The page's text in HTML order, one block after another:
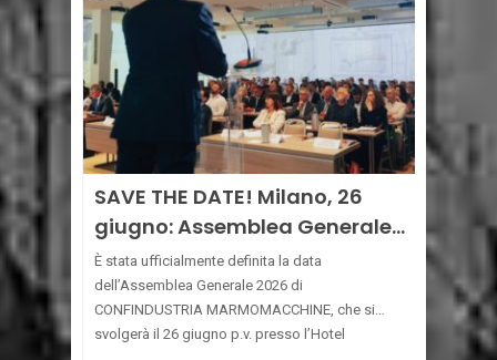
SAVE THE DATE! Milano, 26
giugno: Assemblea Generale
CONFINDUSTRIA
MARMOMACCHINE
È stata ufficialmente definita la data
dell’Assemblea Generale 2026 di
CONFINDUSTRIA MARMOMACCHINE, che si
svolgerà il 26 giugno p.v. presso l’Hotel